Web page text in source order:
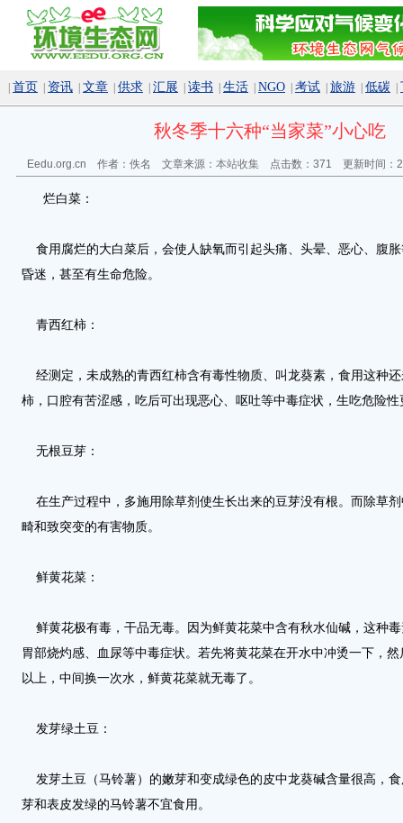
首页 资讯 文章 供求 汇展 读书 生活 NGO 考试 旅游 低碳
秋冬季十六种“当家菜”小心吃
Eedu.org.cn 作者：佚名 文章来源： 本站收集 点击数： 371 更新时间：
烂白菜：
食用腐烂的大白菜后，会使人缺氧而引起头痛、头晕、恶心、腹
昏迷，甚至有生命危险。
青西红柿：
经测定，未成熟的青西红柿含有毒性物质、叫龙葵素，食用这种
柿，口腔有苦涩感，吃后可出现恶心、呕吐等中毒症状，生吃危险
无根豆芽：
在生产过程中，多施用除草剂使生长出来的豆芽没有根。而除草
畸和致突变的有害物质。
鲜黄花菜：
鲜黄花极有毒，干品无毒。因为鲜黄花菜中含有秋水仙碱，这种
胃部烧灼感、血尿等中毒症状。若先将黄花菜在开水中冲烫一下，
以上，中间换一次水，鲜黄花菜就无毒了。
发芽绿土豆：
发芽土豆（马铃薯）的嫩芽和变成绿色的皮中龙葵碱含量很高，
芽和表皮发绿的马铃薯不宜食用。